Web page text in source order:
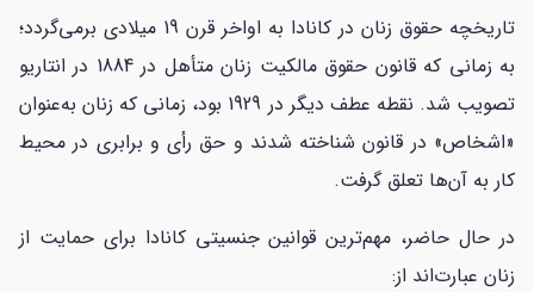
تاریخچه حقوق زنان در کانادا به اواخر قرن 19 میلادی برمی‌گردد؛
به زمانی که قانون حقوق مالکیت زنان متأهل در 1884 در انتاریو
تصویب شد. نقطه عطف دیگر در 1929 بود، زمانی که زنان به‌عنوان
«اشخاص» در قانون شناخته شدند و حق رأی و برابری در محیط
کار به آن‌ها تعلق گرفت.
در حال حاضر، مهم‌ترین قوانین جنسیتی کانادا برای حمایت از
زنان عبارت‌اند از: